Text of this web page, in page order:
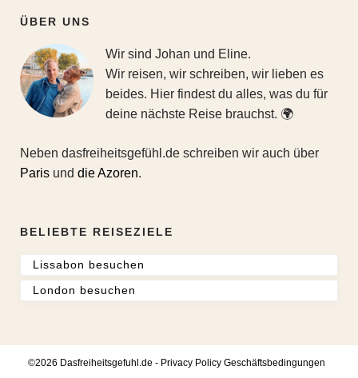
ÜBER UNS
Wir sind Johan und Eline.
Wir reisen, wir schreiben, wir lieben es
beides. Hier findest du alles, was du für
deine nächste Reise brauchst. 🌍
Neben dasfreiheitsgefühl.de schreiben wir auch über
Paris und die Azoren.
BELIEBTE REISEZIELE
Lissabon besuchen
London besuchen
©2026 Dasfreiheitsgefuhl.de - Privacy Policy Geschäftsbedingungen